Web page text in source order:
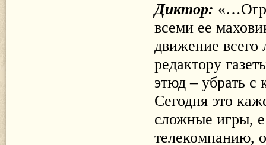
Диктор:
всеми ее
движение всего
редактору
этюд – убрать с
Сегодня это
сложные игры,
телекомпанию,